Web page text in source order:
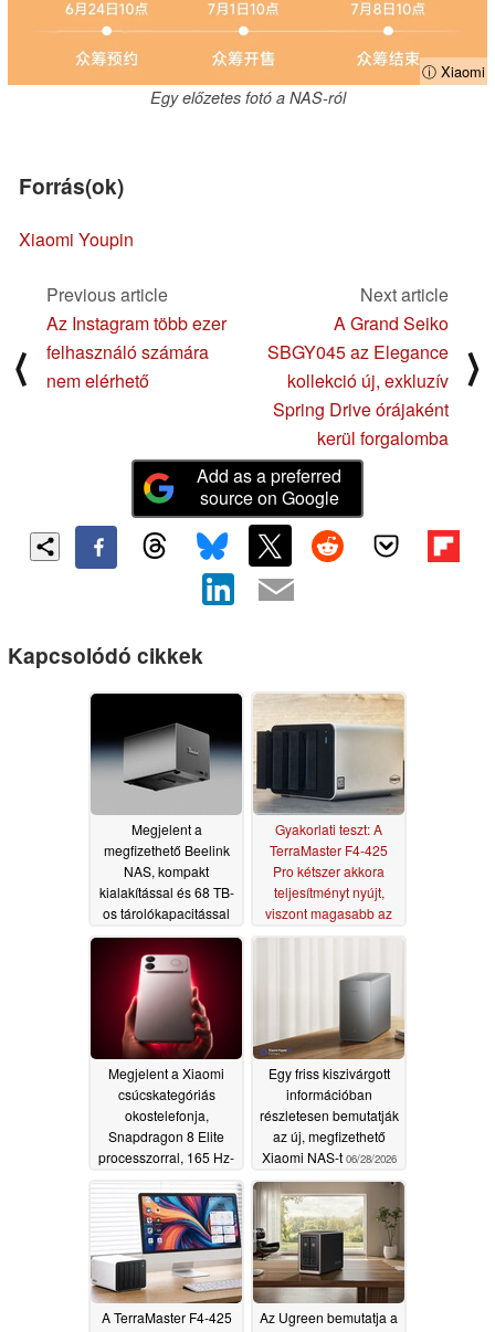
ⓘ Xiaomi
Egy előzetes fotó a NAS-ról
Forrás(ok)
Xiaomi Youpin
⟨
Previous article
Az Instagram több ezer
felhasználó számára
nem elérhető
Next article
A Grand Seiko
SBGY045 az Elegance
kollekció új, exkluzív
Spring Drive órájaként
kerül forgalomba
⟩
Add as a preferred
source on Google
Kapcsolódó cikkek
Megjelent a
megfizethető Beelink
NAS, kompakt
kialakítással és 68 TB-
os tárolókapacitással
07/13/2026
Gyakorlati teszt: A
TerraMaster F4-425
Pro kétszer akkora
teljesítményt nyújt,
viszont magasabb az
ára 07/05/2026
Megjelent a Xiaomi
csúcskategóriás
okostelefonja,
Snapdragon 8 Elite
processzorral, 165 Hz-
által hangolt
hangszórókkal
07/01/2026
Egy friss kiszivárgott
információban
részletesen bemutatják
az új, megfizethető
Xiaomi NAS-t 06/28/2026
A TerraMaster F4-425
Az Ugreen bemutatja a